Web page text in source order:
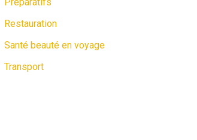
Restauration
Santé beauté en voyage
Transport